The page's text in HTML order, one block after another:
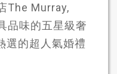
The Murray,
品味的五星級奢
選的超人氣婚禮